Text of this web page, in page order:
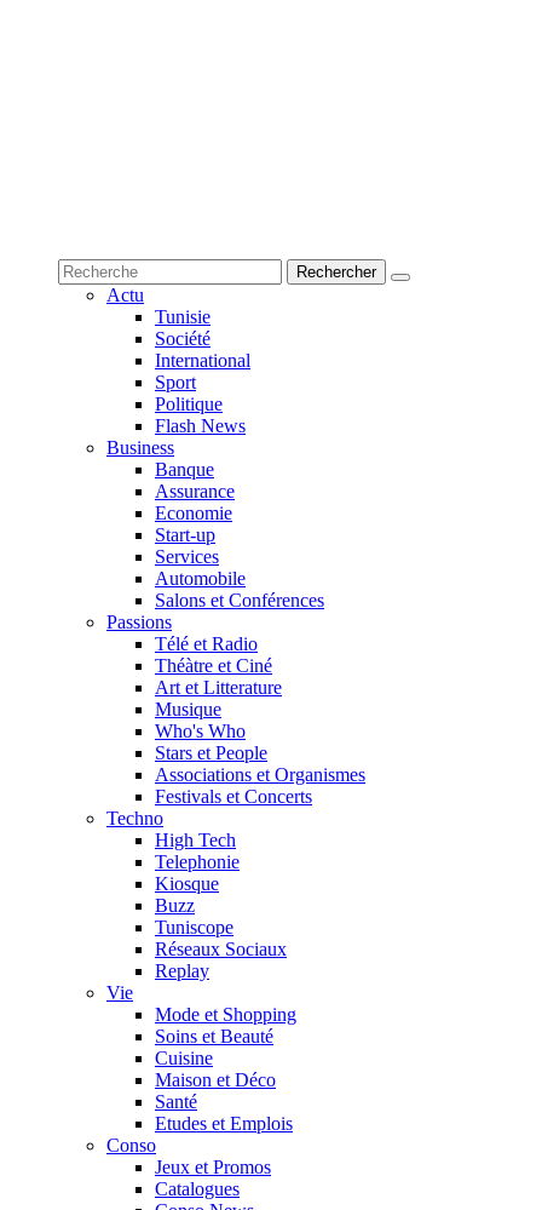
Actu
Tunisie
Société
International
Sport
Politique
Flash News
Business
Banque
Assurance
Economie
Start-up
Services
Automobile
Salons et Conférences
Passions
Télé et Radio
Théàtre et Ciné
Art et Litterature
Musique
Who's Who
Stars et People
Associations et Organismes
Festivals et Concerts
Techno
High Tech
Telephonie
Kiosque
Buzz
Tuniscope
Réseaux Sociaux
Replay
Vie
Mode et Shopping
Soins et Beauté
Cuisine
Maison et Déco
Santé
Etudes et Emplois
Conso
Jeux et Promos
Catalogues